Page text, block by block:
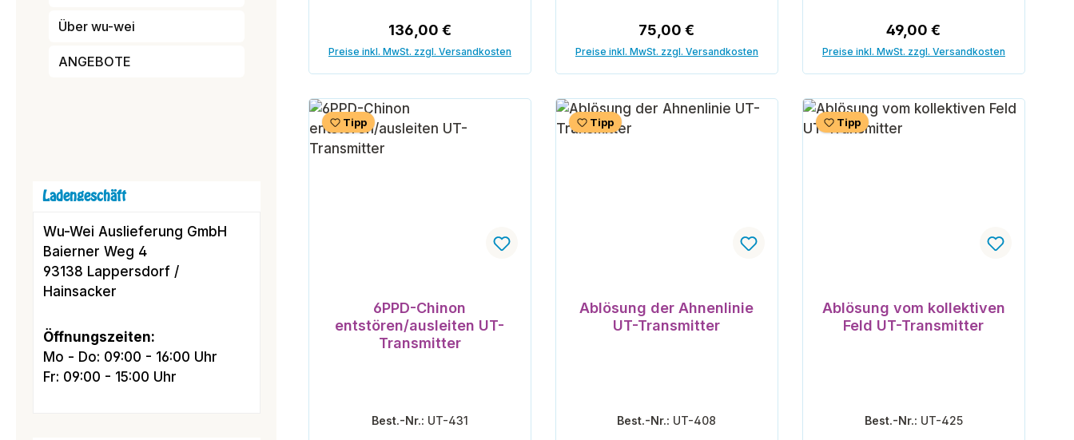
Über wu-wei
ANGEBOTE
Ladengeschäft
Wu-Wei Auslieferung GmbH
Baierner Weg 4
93138 Lappersdorf /
Hainsacker
Öffnungszeiten:
Mo - Do: 09:00 - 16:00 Uhr
Fr: 09:00 - 15:00 Uhr
Regulärer Preis:
136,00 €
Preise inkl. MwSt. zzgl. Versandkosten
Regulärer Preis:
75,00 €
Preise inkl. MwSt. zzgl. Versandkosten
Regulärer Preis:
49,00 €
Preise inkl. MwSt. zzgl. Versandkosten
Tipp
6PPD-Chinon
entstören/ausleiten UT-
Transmitter
Best.-Nr.: UT-431
Tipp
Ablösung der Ahnenlinie
UT-Transmitter
Best.-Nr.: UT-408
Tipp
Ablösung vom kollektiven
Feld UT-Transmitter
Best.-Nr.: UT-425